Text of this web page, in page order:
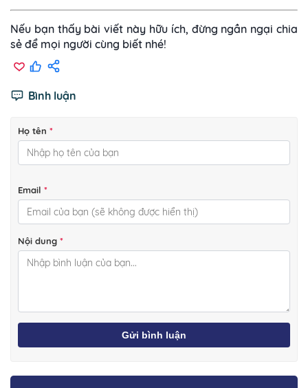
Nếu bạn thấy bài viết này hữu ích, đừng ngần ngại chia
sẻ để mọi người cùng biết nhé!
Bình luận
Họ tên *
Email *
Nội dung *
Gửi bình luận